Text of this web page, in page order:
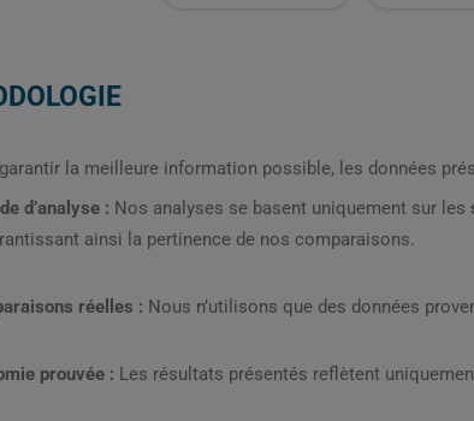
la meilleure information possible, les données
d’analyse : Nos analyses se basent uniquement sur les
ainsi la pertinence de nos comparaisons.
réelles : Nous n’utilisons que des données
prouvée : Les résultats présentés reflètent